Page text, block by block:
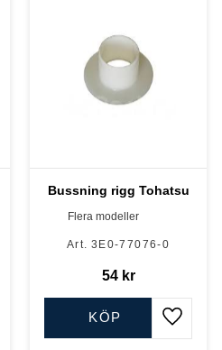
till i favoriter
Bussning rigg Tohatsu
Flera modeller
3E0-77076-0
54kr
Lägg
KÖP